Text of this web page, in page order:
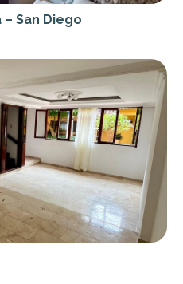
San Diego